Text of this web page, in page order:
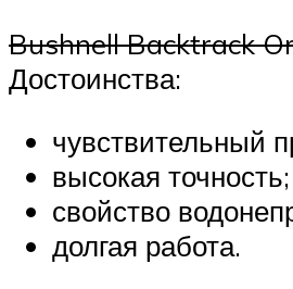
Bushnell Backtrack
Достоинства:
чувствительный
высокая точность;
свойство
долгая работа.